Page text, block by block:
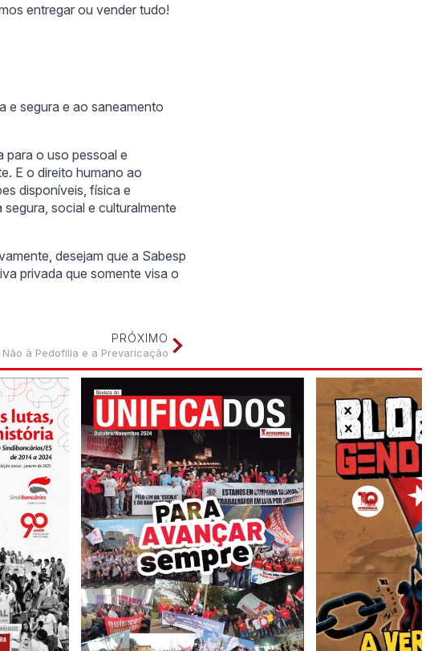
entregar ou vender tudo!
e segura e ao saneamento
para o uso pessoal e
E o direito humano ao
disponíveis, física e
social e culturalmente
desejam que a Sabesp
privada que somente visa o
PRÓXIMO
Não à Pedofilia e a Prevaricação